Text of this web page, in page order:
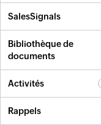
SalesSignals
Bibliothèque de
documents
Activités
Rappels